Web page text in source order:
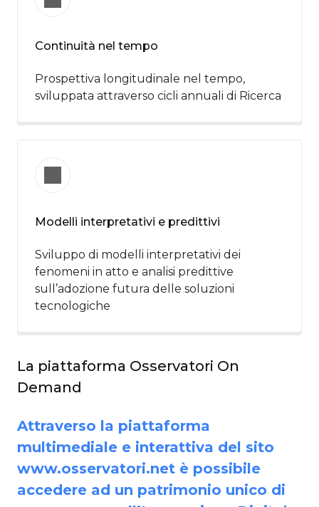
Continuità nel tempo
Prospettiva longitudinale nel tempo,
sviluppata attraverso cicli annuali di Ricerca
Modelli interpretativi e predittivi
Sviluppo di modelli interpretativi dei
fenomeni in atto e analisi predittive
sull’adozione futura delle soluzioni
tecnologiche
La piattaforma Osservatori On
Demand
Attraverso la piattaforma
multimediale e interattiva del sito
www.osservatori.net è possibile
accedere ad un patrimonio unico di